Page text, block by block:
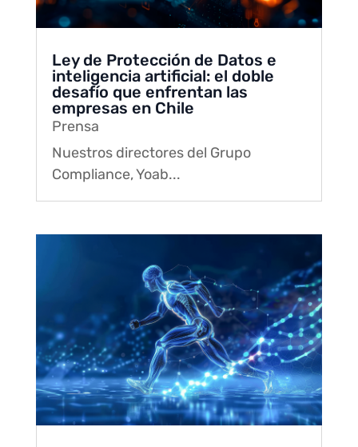
Ley de Protección de Datos e
inteligencia artificial: el doble
desafío que enfrentan las
empresas en Chile
Prensa
Nuestros directores del Grupo
Compliance, Yoab...